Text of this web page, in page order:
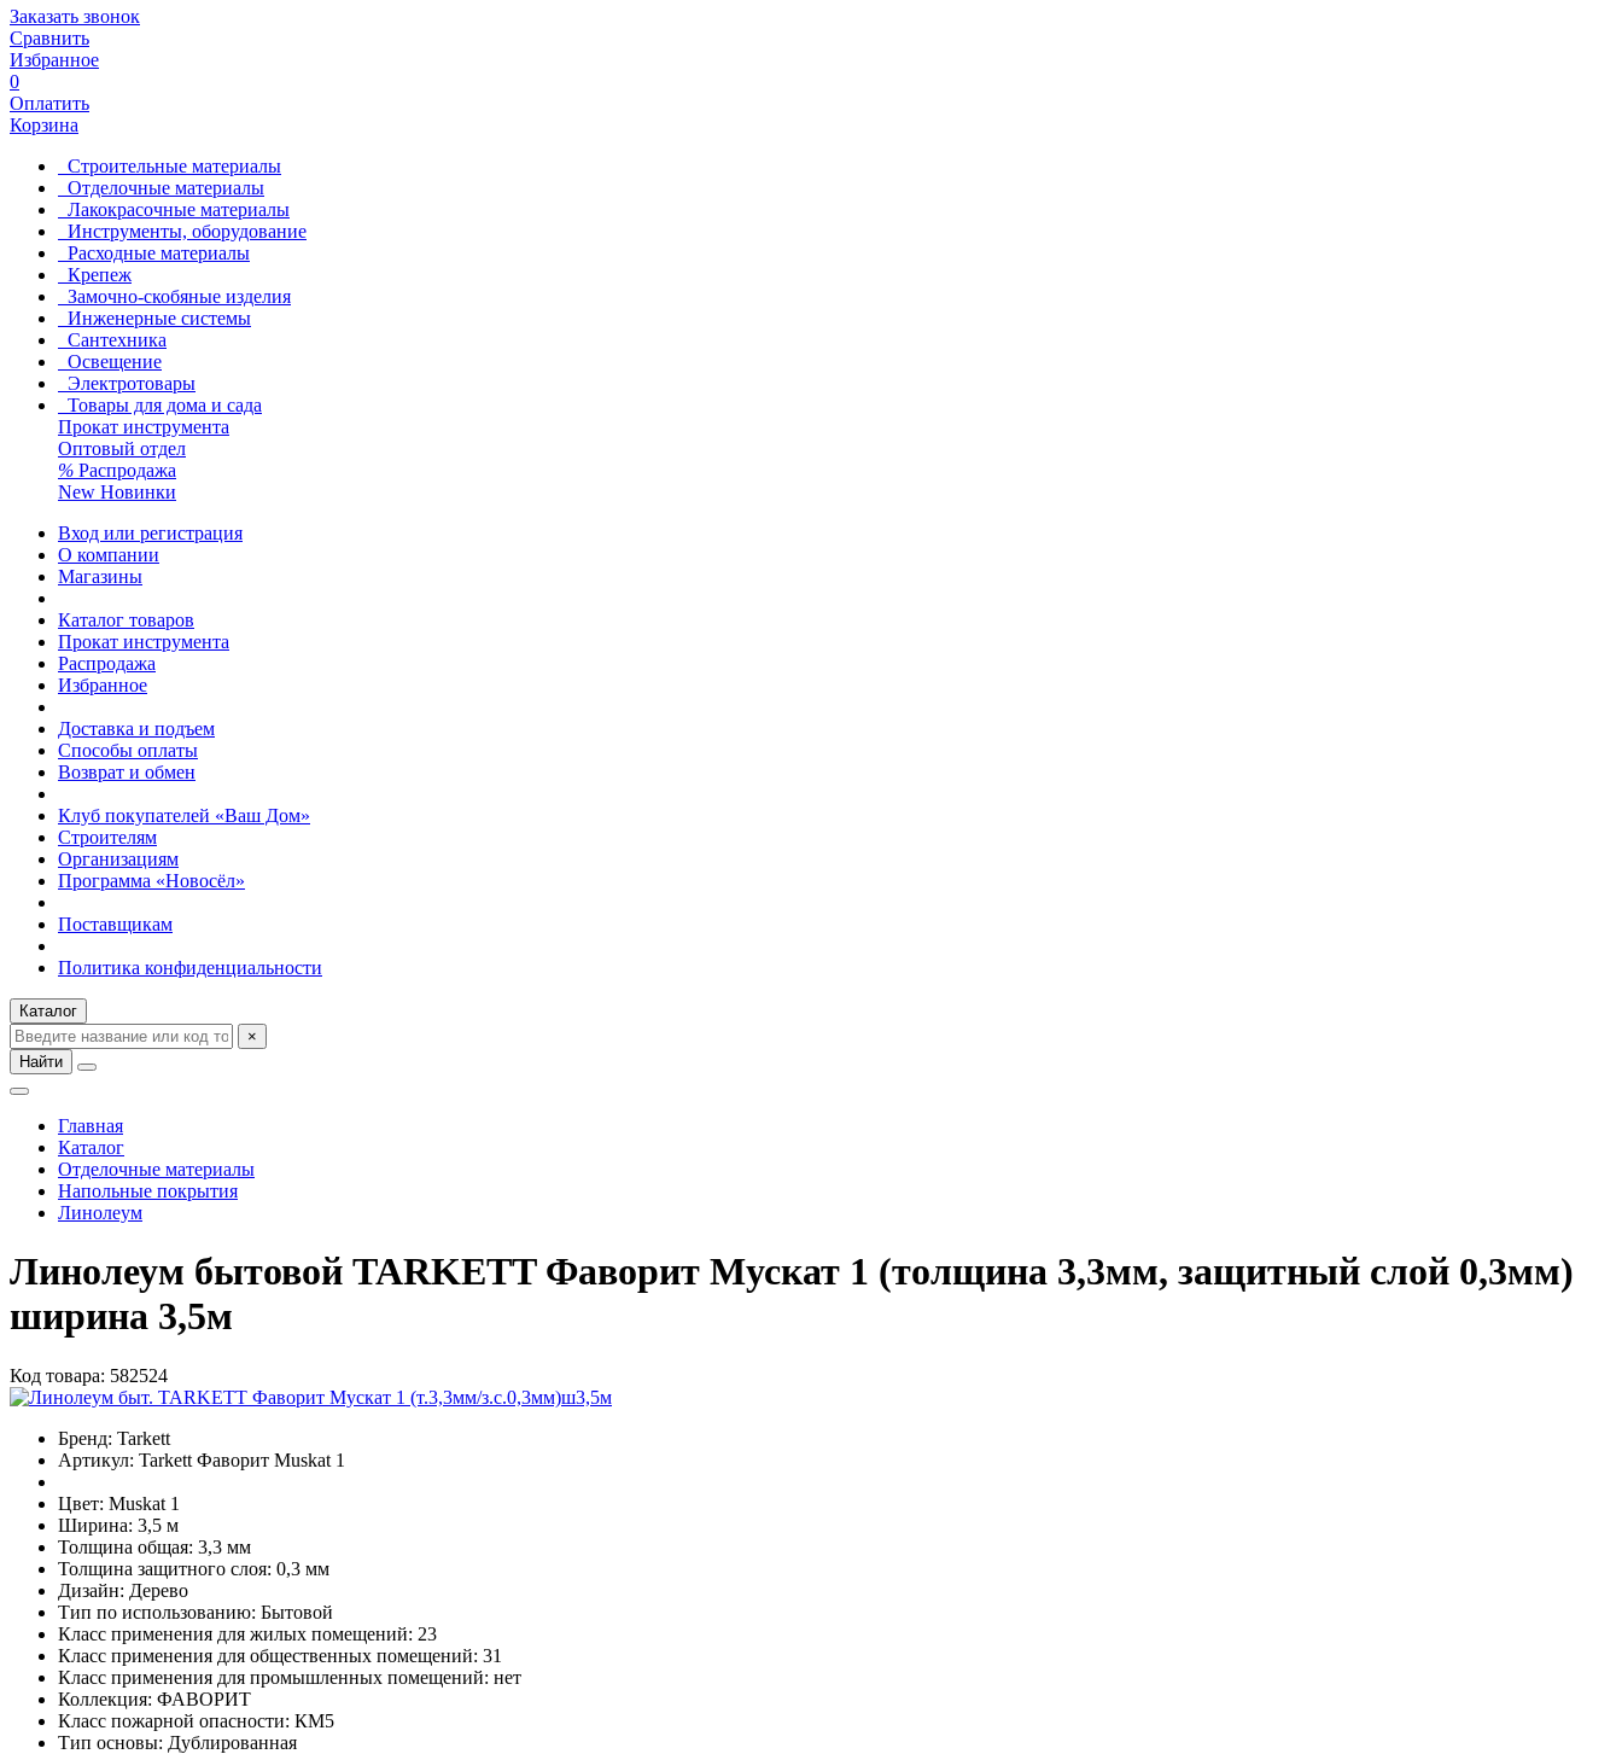
Заказать звонок
Сравнить
Избранное
0
Оплатить
Корзина
Строительные материалы
Отделочные материалы
Лакокрасочные материалы
Инструменты, оборудование
Расходные материалы
Крепеж
Замочно-скобяные изделия
Инженерные системы
Сантехника
Освещение
Электротовары
Товары для дома и сада
Прокат инструмента
Оптовый отдел
% Распродажа
New Новинки
Вход или регистрация
О компании
Магазины
Каталог товаров
Прокат инструмента
Распродажа
Избранное
Доставка и подъем
Способы оплаты
Возврат и обмен
Клуб покупателей «Ваш Дом»
Строителям
Организациям
Программа «Новосёл»
Поставщикам
Политика конфиденциальности
Каталог
×
Найти
Главная
Каталог
Отделочные материалы
Напольные покрытия
Линолеум
Линолеум бытовой TARKETT Фаворит Мускат 1 (толщина 3,3мм, защитный слой 0,3мм)
ширина 3,5м
Код товара: 582524
Бренд: Tarkett
Артикул: Tarkett Фаворит Muskat 1
Цвет: Muskat 1
Ширина: 3,5 м
Толщина общая: 3,3 мм
Толщина защитного слоя: 0,3 мм
Дизайн: Дерево
Тип по использованию: Бытовой
Класс применения для жилых помещений: 23
Класс применения для общественных помещений: 31
Класс применения для промышленных помещений: нет
Коллекция: ФАВОРИТ
Класс пожарной опасности: КМ5
Тип основы: Дублированная